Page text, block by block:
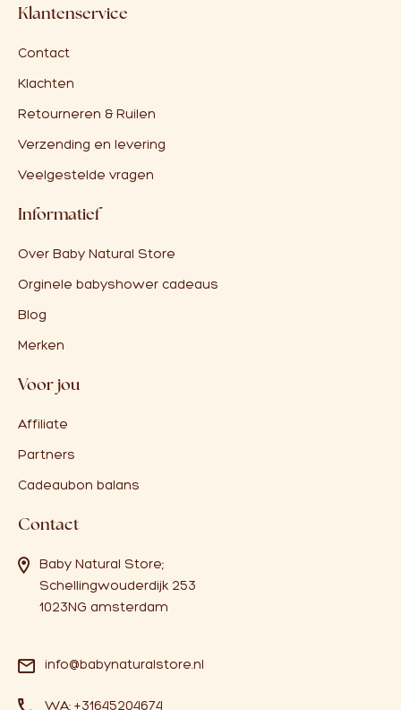
Klantenservice
Contact
Klachten
Retourneren & Ruilen
Verzending en levering
Veelgestelde vragen
Informatief
Over Baby Natural Store
Orginele babyshower cadeaus
Blog
Merken
Voor jou
Affiliate
Partners
Cadeaubon balans
Contact
Baby Natural Store;
Schellingwouderdijk 253
1023NG amsterdam
info@babynaturalstore.nl
WA: +31645204674